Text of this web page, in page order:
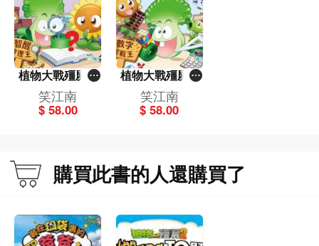
植物大戰殭屍2-
爛gag IQ題（1）
智醒推理王
笑江南
$ 58.00
植物大戰殭屍2-
爛gag IQ題（2）
數字挑戰王
笑江南
$ 58.00
購買此書的人還購買了